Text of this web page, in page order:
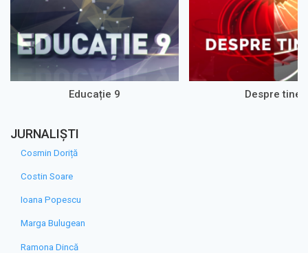
Educație 9 Despre tine
JURNALIȘTI
Cosmin Doriță
Costin Soare
Ioana Popescu
Marga Bulugean
Ramona Dincă